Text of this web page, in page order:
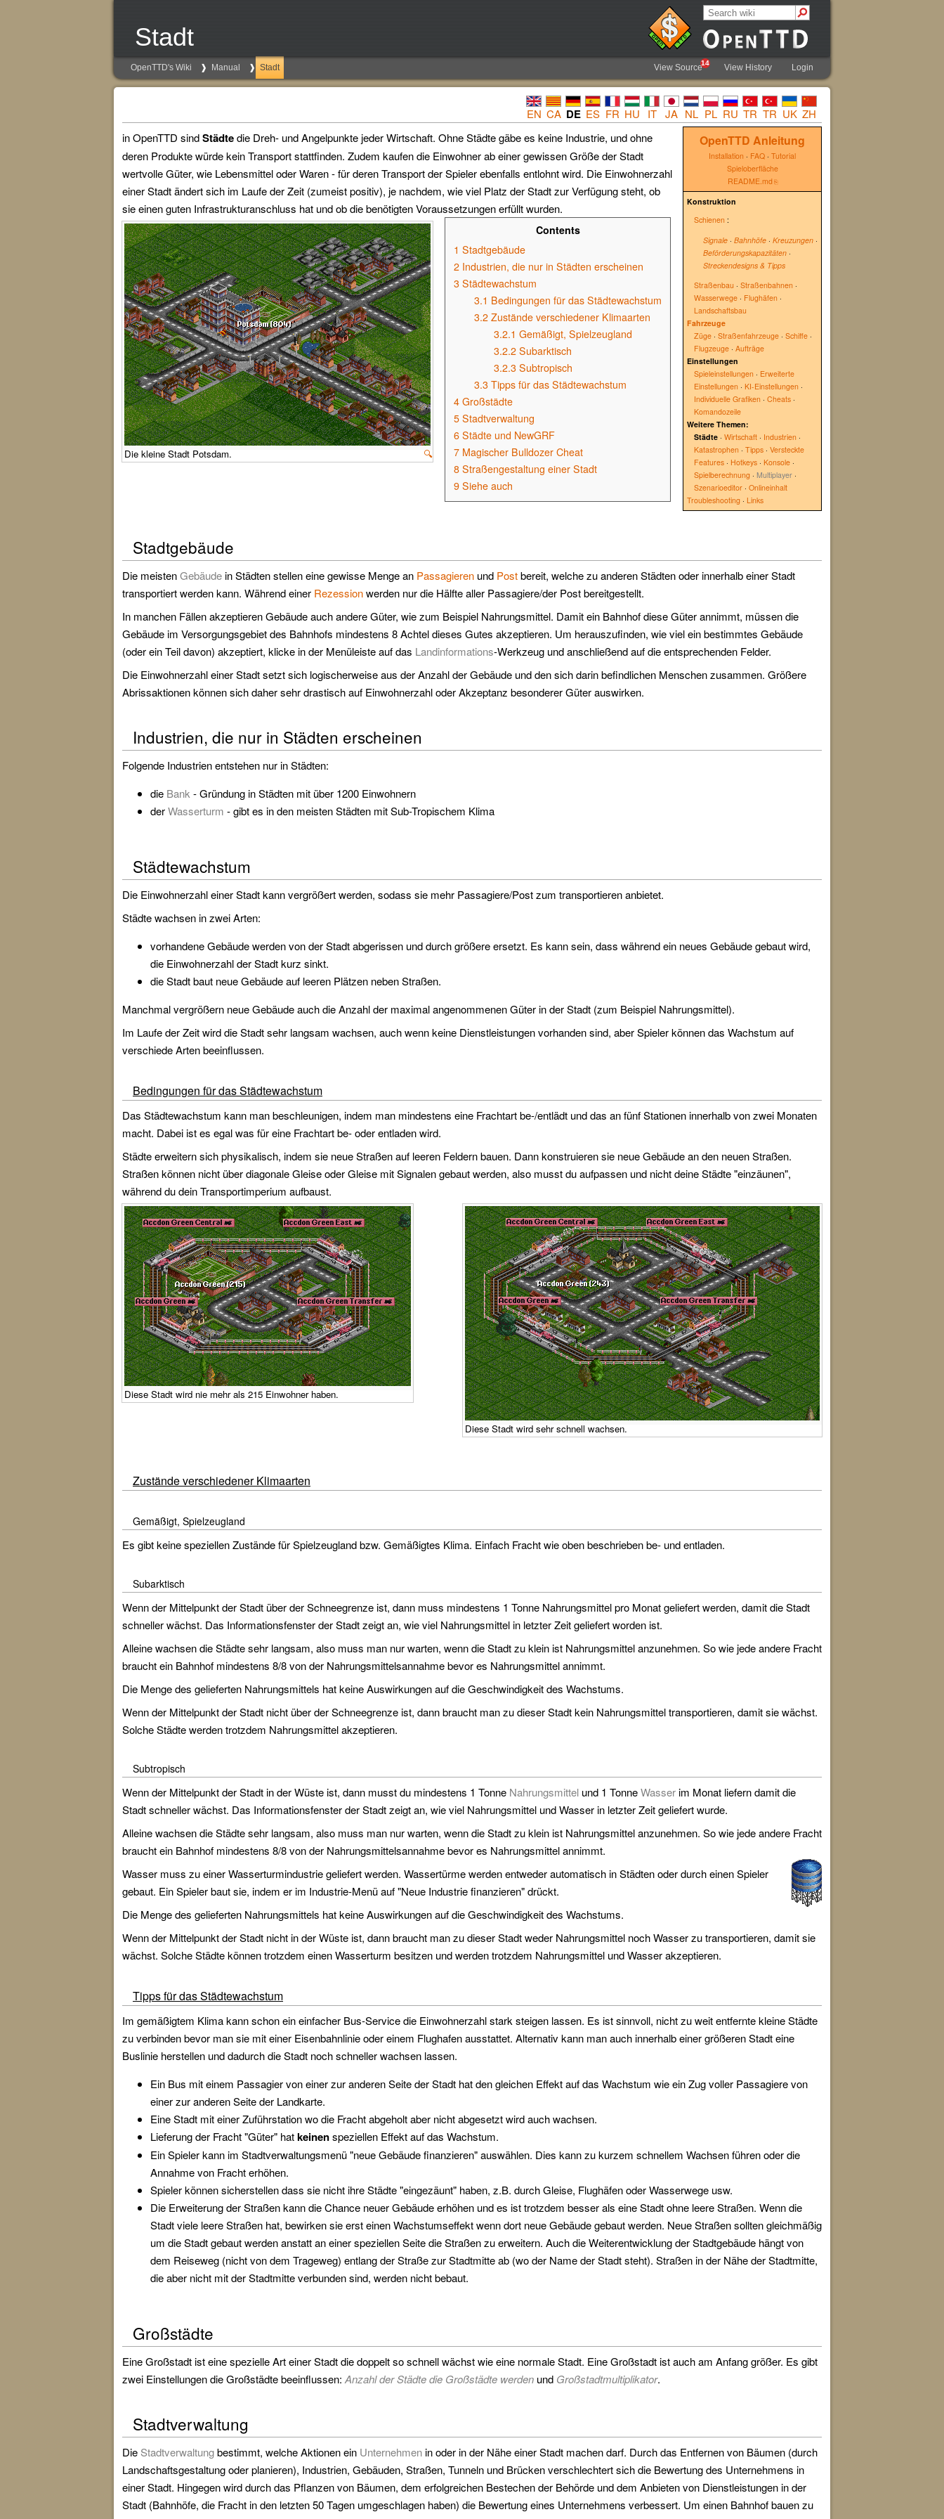
Stadt
OpenTTD's Wiki Manual Stadt View Source14 View History Login
EN CA DE ES FR HU IT JA NL PL RU TR TR UK ZH
OpenTTD Anleitung
Installation · FAQ · Tutorial
Spieloberfläche
README.md
Konstruktion
Schienen :
Signale · Bahnhöfe · Kreuzungen ·
Beförderungskapazitäten ·
Streckendesigns & Tipps
Straßenbau · Straßenbahnen ·
Wasserwege · Flughäfen ·
Landschaftsbau
Fahrzeuge
Züge · Straßenfahrzeuge · Schiffe ·
Flugzeuge · Aufträge
Einstellungen
Spieleinstellungen · Erweiterte
Einstellungen · KI-Einstellungen ·
Individuelle Grafiken · Cheats ·
Komandozeile
Weitere Themen:
Städte · Wirtschaft · Industrien ·
Katastrophen · Tipps · Versteckte
Features · Hotkeys · Konsole ·
Spielberechnung · Multiplayer ·
Szenarioeditor · Onlineinhalt
Troubleshooting · Links
in OpenTTD sindStädtedie Dreh- und Angelpunkte jeder Wirtschaft. Ohne Städte gäbe es keine Industrie, und ohne
deren Produkte würde kein Transport stattfinden. Zudem kaufen die Einwohner ab einer gewissen Größe der Stadt
wertvolle Güter, wie Lebensmittel oder Waren - für deren Transport der Spieler ebenfalls entlohnt wird. Die Einwohnerzahl
einer Stadt ändert sich im Laufe der Zeit (zumeist positiv), je nachdem, wie viel Platz der Stadt zur Verfügung steht, ob
sie einen guten Infrastrukturanschluss hat und ob die benötigten Voraussetzungen erfüllt wurden.
🔍
Die kleine Stadt Potsdam.
Contents
1 Stadtgebäude
2 Industrien, die nur in Städten erscheinen
3 Städtewachstum
3.1 Bedingungen für das Städtewachstum
3.2 Zustände verschiedener Klimaarten
3.2.1 Gemäßigt, Spielzeugland
3.2.2 Subarktisch
3.2.3 Subtropisch
3.3 Tipps für das Städtewachstum
4 Großstädte
5 Stadtverwaltung
6 Städte und NewGRF
7 Magischer Bulldozer Cheat
8 Straßengestaltung einer Stadt
9 Siehe auch
Stadtgebäude
Die meistenGebäudein Städten stellen eine gewisse Menge an Passagieren und Postbereit, welche zu anderen Städten oder innerhalb einer Stadt
transportiert werden kann. Während einer Rezessionwerden nur die Hälfte aller Passagiere/der Post bereitgestellt.
In manchen Fällen akzeptieren Gebäude auch andere Güter, wie zum Beispiel Nahrungsmittel. Damit ein Bahnhof diese Güter annimmt, müssen die
Gebäude im Versorgungsgebiet des Bahnhofs mindestens 8 Achtel dieses Gutes akzeptieren. Um herauszufinden, wie viel ein bestimmtes Gebäude
(oder ein Teil davon) akzeptiert, klicke in der Menüleiste auf das Landinformations-Werkzeug und anschließend auf die entsprechenden Felder.
Die Einwohnerzahl einer Stadt setzt sich logischerweise aus der Anzahl der Gebäude und den sich darin befindlichen Menschen zusammen. Größere
Abrissaktionen können sich daher sehr drastisch auf Einwohnerzahl oder Akzeptanz besonderer Güter auswirken.
Industrien, die nur in Städten erscheinen
Folgende Industrien entstehen nur in Städten:
die Bank- Gründung in Städten mit über 1200 Einwohnern
derWasserturm - gibt es in den meisten Städten mit Sub-Tropischem Klima
Städtewachstum
Die Einwohnerzahl einer Stadt kann vergrößert werden, sodass sie mehr Passagiere/Post zum transportieren anbietet.
Städte wachsen in zwei Arten:
vorhandene Gebäude werden von der Stadt abgerissen und durch größere ersetzt. Es kann sein, dass während ein neues Gebäude gebaut wird,
die Einwohnerzahl der Stadt kurz sinkt.
die Stadt baut neue Gebäude auf leeren Plätzen neben Straßen.
Manchmal vergrößern neue Gebäude auch die Anzahl der maximal angenommenen Güter in der Stadt (zum Beispiel Nahrungsmittel).
Im Laufe der Zeit wird die Stadt sehr langsam wachsen, auch wenn keine Dienstleistungen vorhanden sind, aber Spieler können das Wachstum auf
verschiede Arten beeinflussen.
Bedingungen für das Städtewachstum
Das Städtewachstum kann man beschleunigen, indem man mindestens eine Frachtart be-/entlädt und das an fünf Stationen innerhalb von zwei Monaten
macht. Dabei ist es egal was für eine Frachtart be- oder entladen wird.
Städte erweitern sich physikalisch, indem sie neue Straßen auf leeren Feldern bauen. Dann konstruieren sie neue Gebäude an den neuen Straßen.
Straßen können nicht über diagonale Gleise oder Gleise mit Signalen gebaut werden, also musst du aufpassen und nicht deine Städte "einzäunen",
während du dein Transportimperium aufbaust.
Diese Stadt wird nie mehr als 215 Einwohner haben.
Diese Stadt wird sehr schnell wachsen.
Zustände verschiedener Klimaarten
Gemäßigt, Spielzeugland
Es gibt keine speziellen Zustände für Spielzeugland bzw. Gemäßigtes Klima. Einfach Fracht wie oben beschrieben be- und entladen.
Subarktisch
Wenn der Mittelpunkt der Stadt über der Schneegrenze ist, dann muss mindestens 1 Tonne Nahrungsmittel pro Monat geliefert werden, damit die Stadt
schneller wächst. Das Informationsfenster der Stadt zeigt an, wie viel Nahrungsmittel in letzter Zeit geliefert worden ist.
Alleine wachsen die Städte sehr langsam, also muss man nur warten, wenn die Stadt zu klein ist Nahrungsmittel anzunehmen. So wie jede andere Fracht
braucht ein Bahnhof mindestens 8/8 von der Nahrungsmittelsannahme bevor es Nahrungsmittel annimmt.
Die Menge des gelieferten Nahrungsmittels hat keine Auswirkungen auf die Geschwindigkeit des Wachstums.
Wenn der Mittelpunkt der Stadt nicht über der Schneegrenze ist, dann braucht man zu dieser Stadt kein Nahrungsmittel transportieren, damit sie wächst.
Solche Städte werden trotzdem Nahrungsmittel akzeptieren.
Subtropisch
Wenn der Mittelpunkt der Stadt in der Wüste ist, dann musst du mindestens 1 Tonne Nahrungsmittel und 1 TonneWasserim Monat liefern damit die
Stadt schneller wächst. Das Informationsfenster der Stadt zeigt an, wie viel Nahrungsmittel und Wasser in letzter Zeit geliefert wurde.
Alleine wachsen die Städte sehr langsam, also muss man nur warten, wenn die Stadt zu klein ist Nahrungsmittel anzunehmen. So wie jede andere Fracht
braucht ein Bahnhof mindestens 8/8 von der Nahrungsmittelsannahme bevor es Nahrungsmittel annimmt.
Wasser muss zu einer Wasserturmindustrie geliefert werden. Wassertürme werden entweder automatisch in Städten oder durch einen Spieler
gebaut. Ein Spieler baut sie, indem er im Industrie-Menü auf "Neue Industrie finanzieren" drückt.
Die Menge des gelieferten Nahrungsmittels hat keine Auswirkungen auf die Geschwindigkeit des Wachstums.
Wenn der Mittelpunkt der Stadt nicht in der Wüste ist, dann braucht man zu dieser Stadt weder Nahrungsmittel noch Wasser zu transportieren, damit sie
wächst. Solche Städte können trotzdem einen Wasserturm besitzen und werden trotzdem Nahrungsmittel und Wasser akzeptieren.
Tipps für das Städtewachstum
Im gemäßigtem Klima kann schon ein einfacher Bus-Service die Einwohnerzahl stark steigen lassen. Es ist sinnvoll, nicht zu weit entfernte kleine Städte
zu verbinden bevor man sie mit einer Eisenbahnlinie oder einem Flughafen ausstattet. Alternativ kann man auch innerhalb einer größeren Stadt eine
Buslinie herstellen und dadurch die Stadt noch schneller wachsen lassen.
Ein Bus mit einem Passagier von einer zur anderen Seite der Stadt hat den gleichen Effekt auf das Wachstum wie ein Zug voller Passagiere von
einer zur anderen Seite der Landkarte.
Eine Stadt mit einer Zuführstation wo die Fracht abgeholt aber nicht abgesetzt wird auch wachsen.
Lieferung der Fracht "Güter" hatkeinenspeziellen Effekt auf das Wachstum.
Ein Spieler kann im Stadtverwaltungsmenü "neue Gebäude finanzieren" auswählen. Dies kann zu kurzem schnellem Wachsen führen oder die
Annahme von Fracht erhöhen.
Spieler können sicherstellen dass sie nicht ihre Städte "eingezäunt" haben, z.B. durch Gleise, Flughäfen oder Wasserwege usw.
Die Erweiterung der Straßen kann die Chance neuer Gebäude erhöhen und es ist trotzdem besser als eine Stadt ohne leere Straßen. Wenn die
Stadt viele leere Straßen hat, bewirken sie erst einen Wachstumseffekt wenn dort neue Gebäude gebaut werden. Neue Straßen sollten gleichmäßig
um die Stadt gebaut werden anstatt an einer speziellen Seite die Straßen zu erweitern. Auch die Weiterentwicklung der Stadtgebäude hängt von
dem Reiseweg (nicht von dem Trageweg) entlang der Straße zur Stadtmitte ab (wo der Name der Stadt steht). Straßen in der Nähe der Stadtmitte,
die aber nicht mit der Stadtmitte verbunden sind, werden nicht bebaut.
Großstädte
Eine Großstadt ist eine spezielle Art einer Stadt die doppelt so schnell wächst wie eine normale Stadt. Eine Großstadt ist auch am Anfang größer. Es gibt
zwei Einstellungen die Großstädte beeinflussen:Anzahl der Städte die Großstädte werden und Großstadtmultiplikator.
Stadtverwaltung
Die Stadtverwaltungbestimmt, welche Aktionen ein Unternehmenin oder in der Nähe einer Stadt machen darf. Durch das Entfernen von Bäumen (durch
Landschaftsgestaltung oder planieren), Industrien, Gebäuden, Straßen, Tunneln und Brücken verschlechtert sich die Bewertung des Unternehmens in
einer Stadt. Hingegen wird durch das Pflanzen von Bäumen, dem erfolgreichen Bestechen der Behörde und dem Anbieten von Dienstleistungen in der
Stadt (Bahnhöfe, die Fracht in den letzten 50 Tagen umgeschlagen haben) die Bewertung eines Unternehmens verbessert. Um einen Bahnhof bauen zu